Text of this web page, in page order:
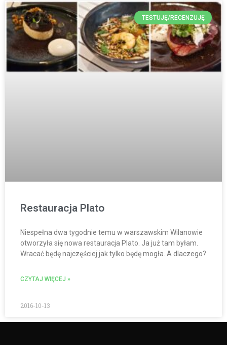
TESTUJĘ/RECENZUJĘ
Restauracja Plato
Niespełna dwa tygodnie temu w warszawskim Wilanowie
otworzyła się nowa restauracja Plato. Ja już tam byłam.
Wracać będę najczęściej jak tylko będę mogła. A dlaczego?
CZYTAJ WIĘCEJ »
2016-10-13